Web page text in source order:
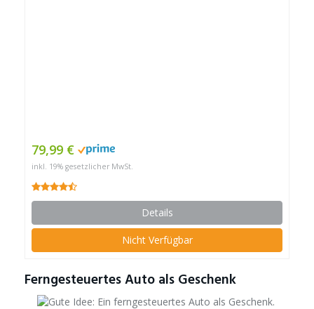
79,99 €
inkl. 19% gesetzlicher MwSt.
Details
Nicht Verfügbar
Ferngesteuertes Auto als Geschenk